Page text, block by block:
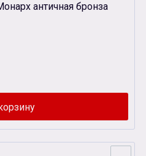
античная бронза